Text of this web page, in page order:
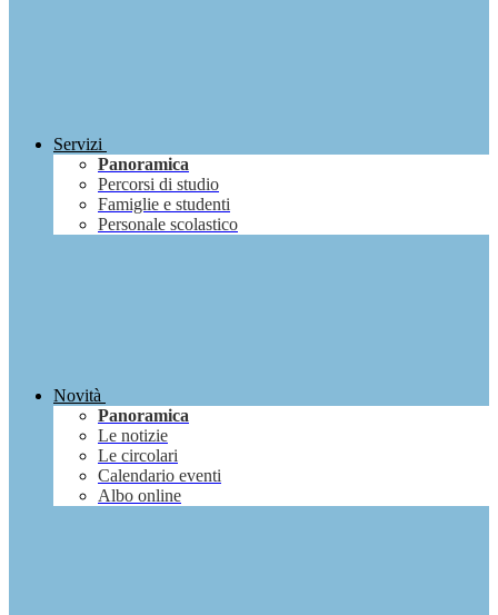
Servizi
Panoramica
Percorsi di studio
Famiglie e studenti
Personale scolastico
Novità
Panoramica
Le notizie
Le circolari
Calendario eventi
Albo online